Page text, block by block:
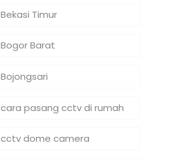
Bekasi Timur
Bogor Barat
Bojongsari
cara pasang cctv di rumah
cctv dome camera